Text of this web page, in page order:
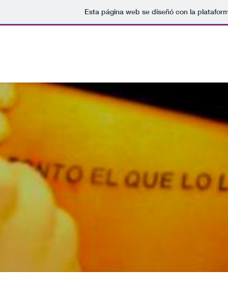
Esta página web se diseñó con la